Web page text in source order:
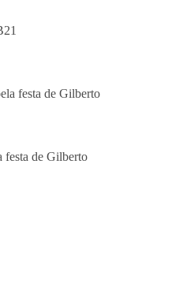
festa de Gilberto